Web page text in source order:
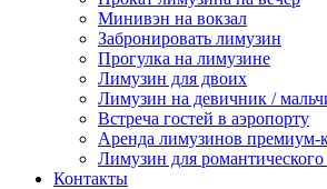
Минивэн на вокзал
Забронировать лимузин
Прогулка на лимузине
Лимузин для двоих
Лимузин на девичник /
Встреча гостей в аэропорту
Аренда лимузинов премиум-
Лимузин для
Контакты